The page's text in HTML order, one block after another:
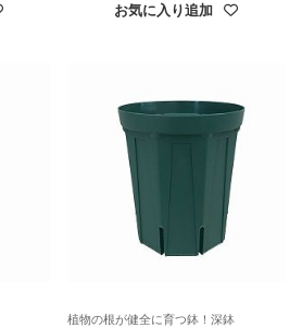
お気に入り追加
植物の根が健全に育つ鉢！深鉢